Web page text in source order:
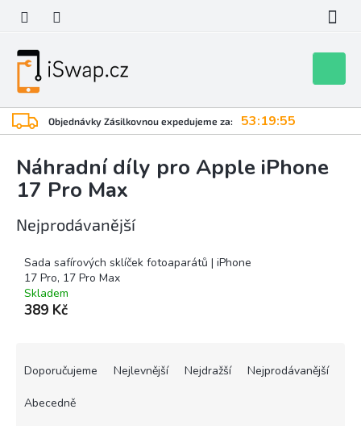
obsah
Objednávky Zásilkovnou expedujeme za: 53:19:55
košík
Náhradní díly pro Apple iPhone
17 Pro Max
Nejprodávanější
Sada safírových sklíček fotoaparátů | iPhone
17 Pro, 17 Pro Max
Skladem
389 Kč
Doporučujeme Nejlevnější Nejdražší Nejprodávanější
Abecedně